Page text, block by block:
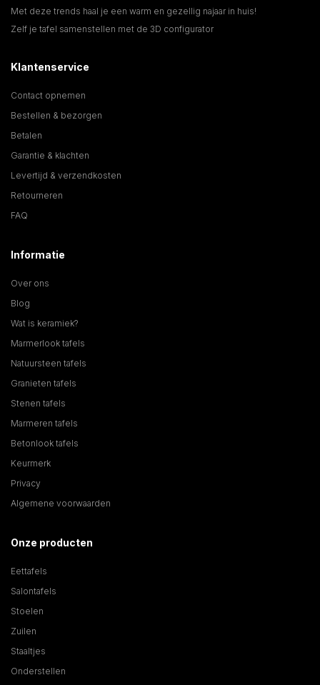
Met deze trends haal je een warm en gezellig najaar in huis!
Zelf je tafel samenstellen met de 3D configurator
Klantenservice
Contact opnemen
Bestellen & bezorgen
Betalen
Garantie & klachten
Levertijd & verzendkosten
Retourneren
FAQ
Informatie
Over ons
Blog
Wat is keramiek?
Marmerlook tafels
Natuursteen tafels
Granieten tafels
Stenen tafels
Marmeren tafels
Betonlook tafels
Keurmerk
Privacy
Algemene voorwaarden
Onze producten
Eettafels
Salontafels
Stoelen
Zuilen
Staaltjes
Onderstellen